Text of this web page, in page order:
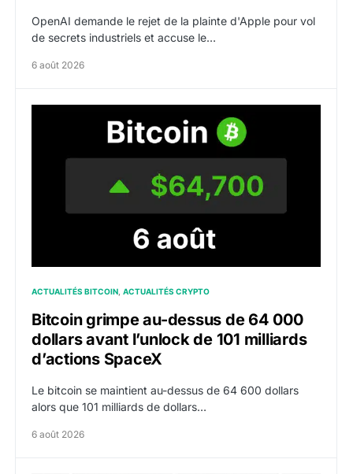
OpenAI demande le rejet de la plainte d'Apple pour vol
de secrets industriels et accuse le…
6 août 2026
Bitcoin grimpe au-dessus de 64 000 dollars avant
ACTUALITÉS BITCOIN ACTUALITÉS CRYPTO
Bitcoin grimpe au-dessus de 64 000
dollars avant l’unlock de 101 milliards
d’actions SpaceX
Le bitcoin se maintient au-dessus de 64 600 dollars
alors que 101 milliards de dollars…
6 août 2026